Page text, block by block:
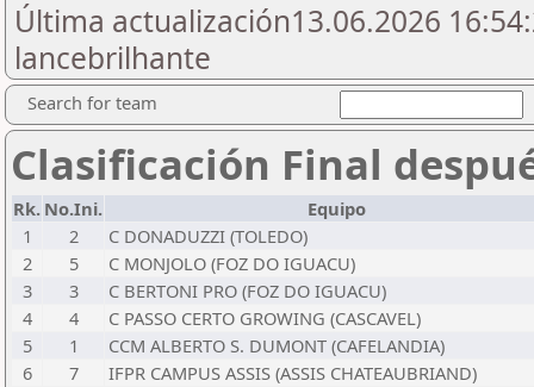
Última actualización13.06.2026
lancebrilhante
Search for team
Clasificación Final
Rk. No.Ini.
Equipo
1
2
C DONADUZZI (TOLEDO)
2
5
C MONJOLO (FOZ DO IGUACU)
3
3
C BERTONI PRO (FOZ DO IGUACU)
4
4
C PASSO CERTO GROWING (CASCAVEL)
5
1
CCM ALBERTO S. DUMONT (CAFELANDIA)
6
7
IFPR CAMPUS ASSIS (ASSIS CHATEAUBRIAND)